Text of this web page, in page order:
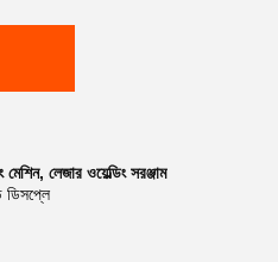
মেশিন, লেজার ওয়েল্ডিং সরঞ্জাম
ডিসপ্লে